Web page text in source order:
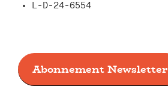
L-D-24-6554
Abonnement Newsletter